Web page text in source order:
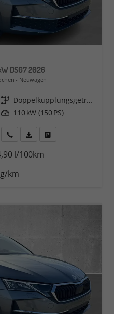
DSG7 2026
Neuwagen
Getriebe
Doppelkupplungsgetriebe (DSG)
Leistung 110 kW (150 PS)
Rückruf PDF-Datei, Fahrzeugexposé
l/100km
km